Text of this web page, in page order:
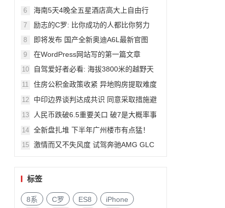
6 海南5天4晚全五星酒店高大上自由行
7 励志的C罗: 比你成功的人都比你努力
8 即将发布 国产全新奥迪A6L最新官图
9 在WordPress网站写的第一篇文章
10
自驾爱好者必看: 海拔3800米的越野天
11
住房公积金政策收紧 异地购房提取难度
12
中印边界谈判达成共识 同意采取措施避
13
人民币跌破6.5重要关口 破7是大概率事
14 全新盘扎堆 下半年广州楼市有点猛！
15
激情而又不失风度 试驾奔驰AMG GLC
标签
8系 C罗 ES8
iPhone